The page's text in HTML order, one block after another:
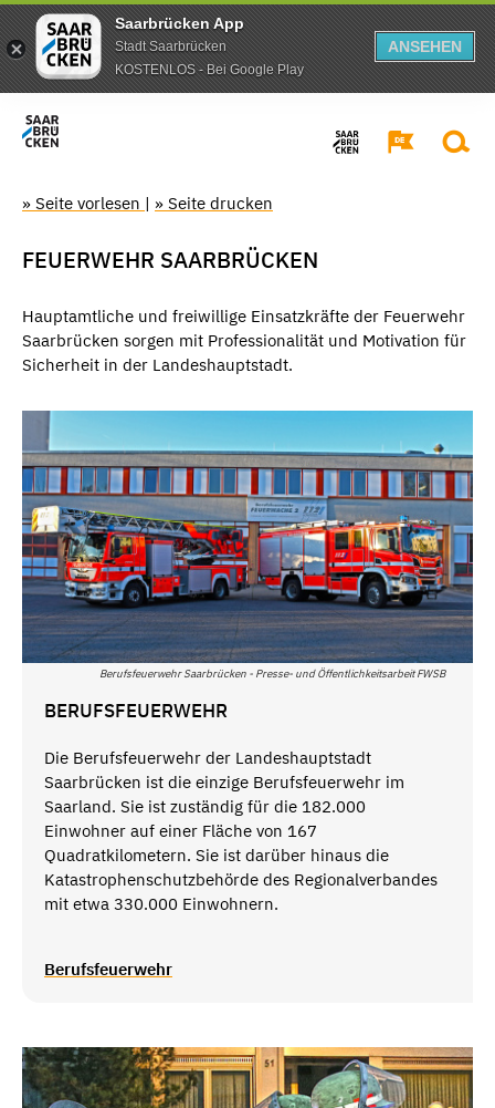
Saarbrücken App
Stadt Saarbrücken
KOSTENLOS - Bei Google Play
ANSEHEN
» Seite vorlesen | » Seite drucken
FEUERWEHR SAARBRÜCKEN
Hauptamtliche und freiwillige Einsatzkräfte der Feuerwehr
Saarbrücken sorgen mit Professionalität und Motivation für
Sicherheit in der Landeshauptstadt.
Berufsfeuerwehr Saarbrücken - Presse- und Öffentlichkeitsarbeit FWSB
BERUFSFEUERWEHR
Die Berufsfeuerwehr der Landeshauptstadt
Saarbrücken ist die einzige Berufsfeuerwehr im
Saarland. Sie ist zuständig für die 182.000
Einwohner auf einer Fläche von 167
Quadratkilometern. Sie ist darüber hinaus die
Katastrophenschutzbehörde des Regionalverbandes
mit etwa 330.000 Einwohnern.
Berufsfeuerwehr